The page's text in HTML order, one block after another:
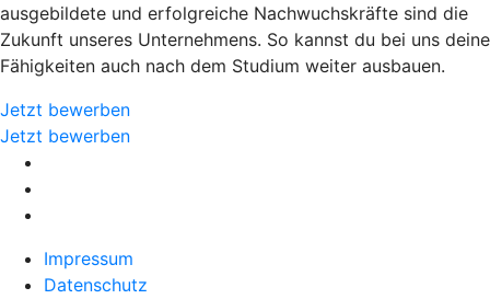
ausgebildete und erfolgreiche Nachwuchskräfte sind die
Zukunft unseres Unternehmens. So kannst du bei uns deine
Fähigkeiten auch nach dem Studium weiter ausbauen.
Jetzt bewerben
Jetzt bewerben
Impressum
Datenschutz